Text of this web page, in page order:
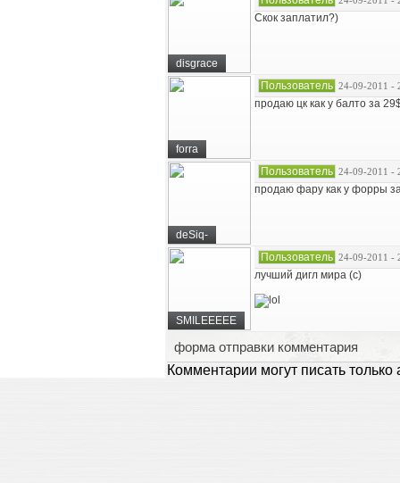
disgrace
Скок заплатил?)
forra
Пользователь 24-09-2011 -
продаю цк как у балто за
deSiq-
Пользователь 24-09-2011 -
продаю фару как у форры
SMILEEEEE
Пользователь 24-09-2011 -
лучший дигл мира (с)
форма отправки комментария
Комментарии могут писать